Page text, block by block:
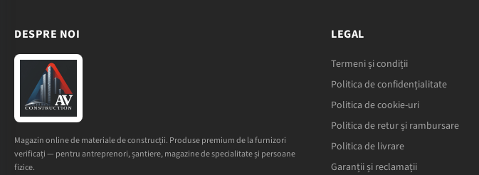
DESPRE NOI
Magazin online de materiale de construcții. Produse premium de la furnizori
verificați — pentru antreprenori, șantiere, magazine de specialitate și persoane
fizice.
LEGAL
Termeni și condiții
Politica de confidențialitate
Politica de cookie-uri
Politica de retur și rambursare
Politica de livrare
Garanții și reclamații